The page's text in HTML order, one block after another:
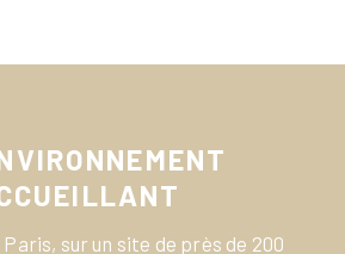
sur un site de près de 200